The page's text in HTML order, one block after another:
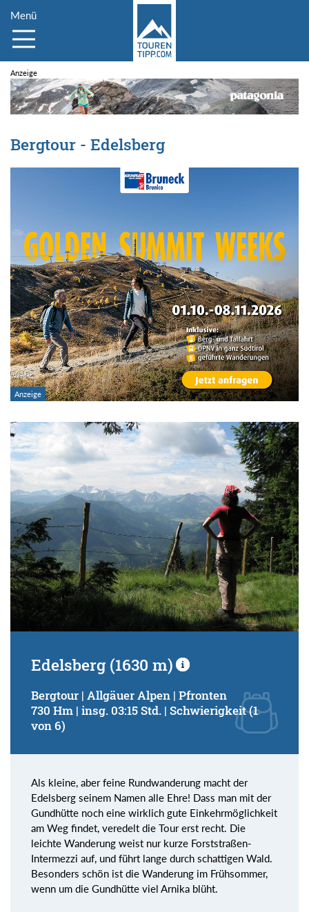
Menü
Bergtour - Edelsberg
Edelsberg (1630 m)
Bergtour | Allgäuer Alpen | Pfronten
730 Hm | insg. 03:15 Std. | Schwierigkeit (1
von 6)
Als kleine, aber feine Rundwanderung macht der
Edelsberg seinem Namen alle Ehre! Dass man mit der
Gundhütte noch eine wirklich gute Einkehrmöglichkeit
am Weg findet, veredelt die Tour erst recht. Die
leichte Wanderung weist nur kurze Forststraßen-
Intermezzi auf, und führt lange durch schattigen Wald.
Besonders schön ist die Wanderung im Frühsommer,
wenn um die Gundhütte viel Arnika blüht.